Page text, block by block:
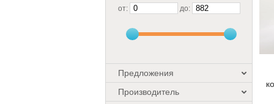
от: до:
Предложения
Производитель